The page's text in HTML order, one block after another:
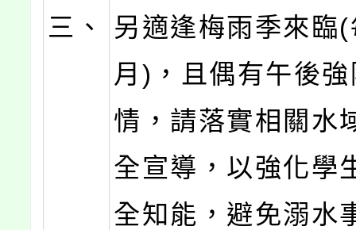
三、
另適逢梅雨季來臨
月)，且偶有午後
情，請落實相關水
全宣導，以強化學
全知能，避免溺水